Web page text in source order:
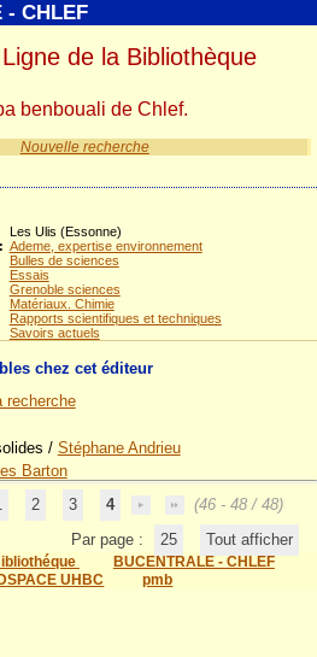
Nouvelle recherche
Les Ulis (Essonne)
Ademe, expertise environnement
Bulles de sciences
Essais
Grenoble sciences
Matériaux. Chimie
Rapports scientifiques et techniques
Savoirs actuels
chez cet éditeur
recherche
/ Stéphane Andrieu
Barton
2 3 4
(46 - 48 / 48)
Par page :
25 Tout afficher
BUCENTRALE - CHLEF
DSPACE UHBC
pmb
- CHLEF
de la Bibliothèque
benbouali de Chlef.